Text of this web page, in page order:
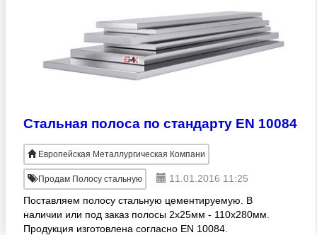
Стальная полоса по стандарту EN 10084
Европейская Металлургическая Компани
Продам Полосу стальную
11.01.2016 11:25
Поставляем полосу стальную цементируемую. В
наличии или под заказ полосы 2х25мм - 110х280мм.
Продукция изготовлена согласно EN 10084.